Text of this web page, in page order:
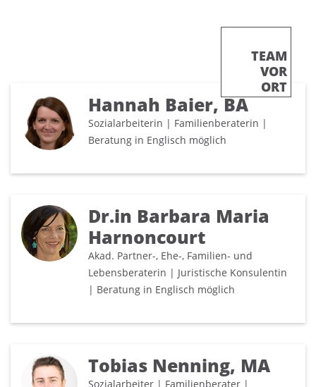
TEAM
VOR
ORT
Hannah Baier, BA
Sozialarbeiterin | Familienberaterin |
Beratung in Englisch möglich
Dr.in Barbara Maria
Harnoncourt
Akad. Partner-, Ehe-, Familien- und
Lebensberaterin | Juristische Konsulentin
| Beratung in Englisch möglich
Tobias Nenning, MA
Sozialarbeiter | Familienberater |